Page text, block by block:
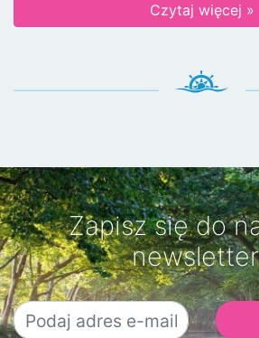
Czytaj więcej »
Zapisz się do